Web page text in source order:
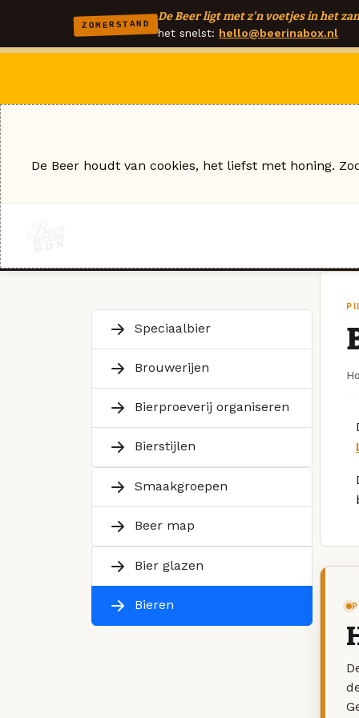
ZOMERSTAND
De Beer ligt met z'n voetjes in het
het snelst: hello@beerinabox.nl
Speciaalbier
Brouwerijen
Bierproeverij organiseren
Bierstijlen
Smaakgroepen
Beer map
Bier glazen
Bieren
De Beer houdt van cookies, het liefst met honing.